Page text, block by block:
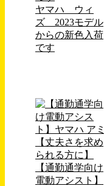
ヤマハ ウィ
ズ 2023モデル
からの新色入荷
です
【通勤通学向け
電動アシスト】